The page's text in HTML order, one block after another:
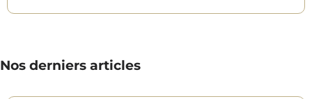
Nos derniers articles